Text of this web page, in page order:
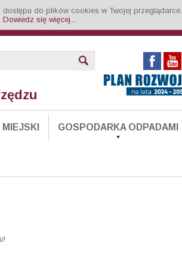
do plików cookies w Twojej przeglądarce.
Dowiedz się więcej...
GOSPODARKA ODPADAMI